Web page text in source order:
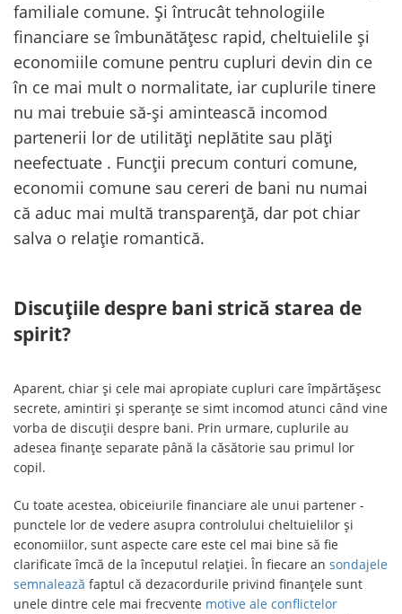
familiale comune. Și întrucât tehnologiile
financiare se îmbunătățesc rapid, cheltuielile și
economiile comune pentru cupluri devin din ce
în ce mai mult o normalitate, iar cuplurile tinere
nu mai trebuie să-și amintească incomod
partenerii lor de utilități neplătite sau plăți
neefectuate . Funcții precum conturi comune,
economii comune sau cereri de bani nu numai
că aduc mai multă transparență, dar pot chiar
salva o relație romantică.
Discuțiile despre bani strică starea de
spirit?
Aparent, chiar și cele mai apropiate cupluri care împărtășesc
secrete, amintiri și speranțe se simt incomod atunci când vine
vorba de discuții despre bani. Prin urmare, cuplurile au
adesea finanțe separate până la căsătorie sau primul lor
copil.
Cu toate acestea, obiceiurile financiare ale unui partener -
punctele lor de vedere asupra controlului cheltuielilor și
economiilor, sunt aspecte care este cel mai bine să fie
clarificate îmcă de la începutul relației. În fiecare an sondajele
semnalează faptul că dezacordurile privind finanțele sunt
unele dintre cele mai frecvente motive ale conflictelor